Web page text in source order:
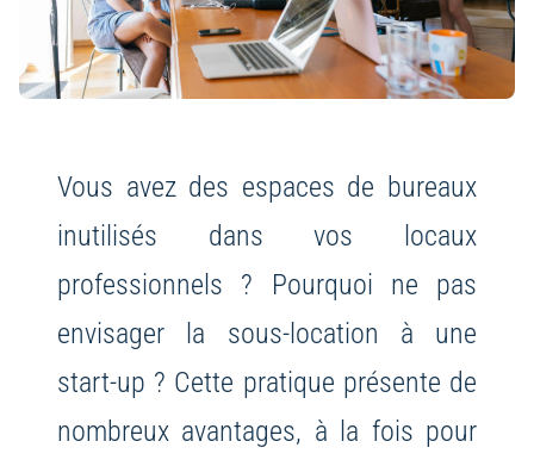
Vous avez des espaces de bureaux
inutilisés dans vos locaux
professionnels ? Pourquoi ne pas
envisager la sous-location à une
start-up ? Cette pratique présente de
nombreux avantages, à la fois pour